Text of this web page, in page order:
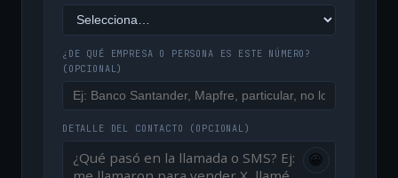
¿DE QUÉ EMPRESA O PERSONA ES ESTE NÚMERO?
(OPCIONAL)
DETALLE DEL CONTACTO (OPCIONAL)
😀